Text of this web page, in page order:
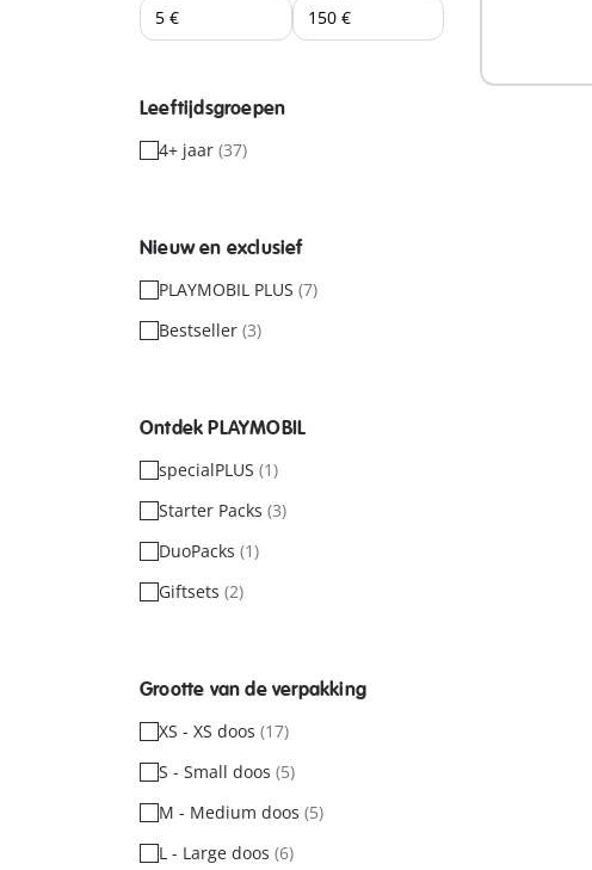
Leeftijdsgroepen
4+ jaar (37)
Nieuw en exclusief
PLAYMOBIL PLUS (7)
Bestseller (3)
Ontdek PLAYMOBIL
specialPLUS (1)
Starter Packs (3)
DuoPacks (1)
Giftsets (2)
Grootte van de verpakking
XS - XS doos (17)
S - Small doos (5)
M - Medium doos (5)
L - Large doos (6)